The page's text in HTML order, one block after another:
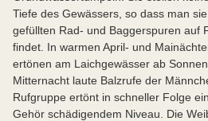
Tiefe des Gewässers, so dass man
gefüllten Rad- und Baggerspuren auf
findet. In warmen April- und
ertönen am Laichgewässer ab
Mitternacht laute Balzrufe der
Rufgruppe ertönt in schneller Folge
Gehör schädigendem Niveau. Die